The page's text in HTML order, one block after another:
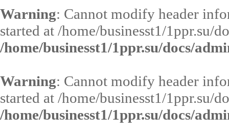
Warning: Cannot modify header
started at /home/businesst1/1ppr.su/
/home/businesst1/1ppr.su/docs/
Warning: Cannot modify header
started at /home/businesst1/1ppr.su/
/home/businesst1/1ppr.su/docs/